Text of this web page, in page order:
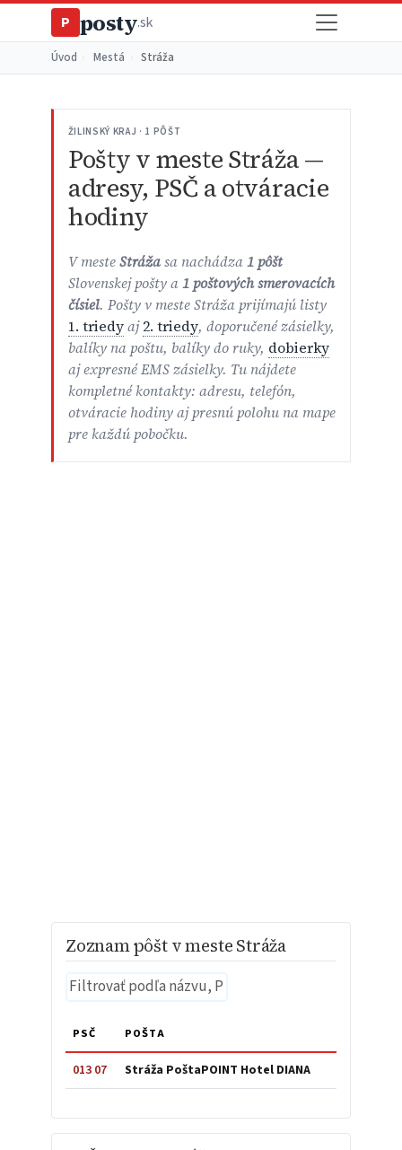
P posty.sk
Úvod Mestá Stráža
ŽILINSKÝ KRAJ · 1 PÔŠT
Pošty v meste Stráža —
adresy, PSČ a otváracie
hodiny
V mesteStrážasa nachádza1 pôšt
Slovenskej pošty a1 poštových smerovacích
čísiel. Pošty v meste Stráža prijímajú listy
1. triedyaj2. triedy, doporučené zásielky,
balíky na poštu, balíky do ruky, dobierky
aj expresné EMS zásielky. Tu nájdete
kompletné kontakty: adresu, telefón,
otváracie hodiny aj presnú polohu na mape
pre každú pobočku.
Zoznam pôšt v meste Stráža
PSČ POŠTA
013 07 Stráža PoštaPOINT Hotel DIANA